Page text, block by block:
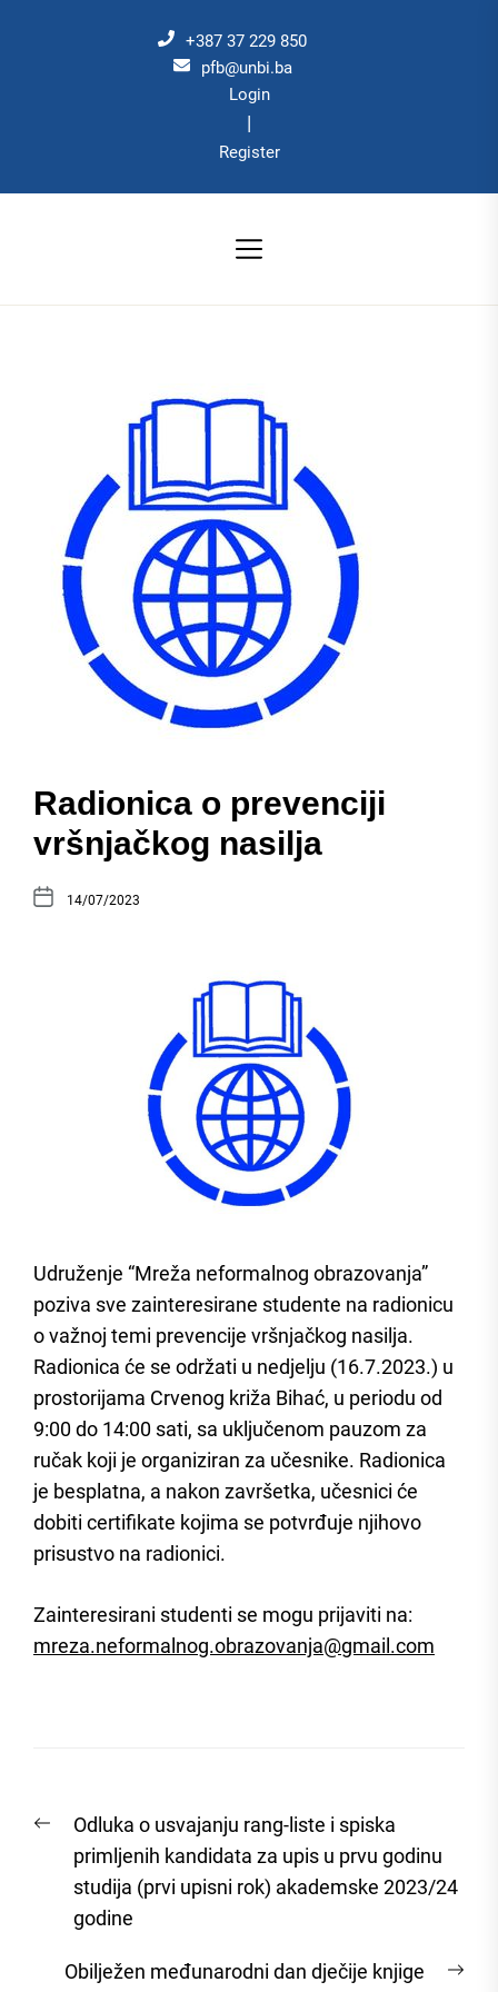
+387 37 229 850
pfb@unbi.ba
Login
|
Register
Radionica o prevenciji
vršnjačkog nasilja
14/07/2023
Udruženje “Mreža neformalnog obrazovanja”
poziva sve zainteresirane studente na radionicu
o važnoj temi prevencije vršnjačkog nasilja.
Radionica će se održati u nedjelju (16.7.2023.) u
prostorijama Crvenog križa Bihać, u periodu od
9:00 do 14:00 sati, sa uključenom pauzom za
ručak koji je organiziran za učesnike. Radionica
je besplatna, a nakon završetka, učesnici će
dobiti certifikate kojima se potvrđuje njihovo
prisustvo na radionici.
Zainteresirani studenti se mogu prijaviti na:
mreza.neformalnog.obrazovanja@gmail.com
navigation
Previous
post:
Odluka o usvajanju rang-liste i spiska
primljenih kandidata za upis u prvu godinu
studija (prvi upisni rok) akademske 2023/24
godine
Obilježen međunarodni dan dječije knjige